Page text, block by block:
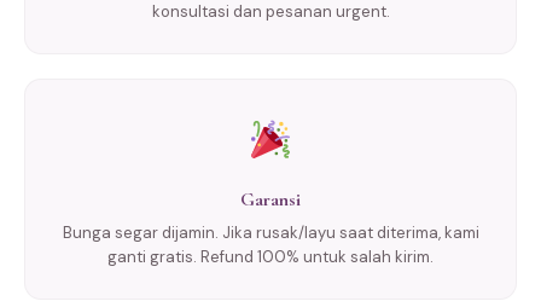
konsultasi dan pesanan urgent.
Garansi
Bunga segar dijamin. Jika rusak/layu saat diterima, kami
ganti gratis. Refund 100% untuk salah kirim.